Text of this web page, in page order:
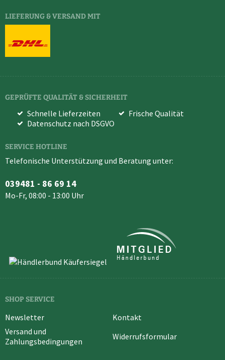
LIEFERUNG & VERSAND MIT
GEPRÜFTE QUALITÄT & SICHERHEIT
Schnelle Lieferzeiten
Frische Qualität
Datenschutz nach DSGVO
SERVICE HOTLINE
Telefonische Unterstützung und Beratung unter:
039481 - 86 69 14
Mo-Fr, 08:00 - 13:00 Uhr
SHOP SERVICE
Newsletter
Kontakt
Versand und
Zahlungsbedingungen
Widerrufsformular